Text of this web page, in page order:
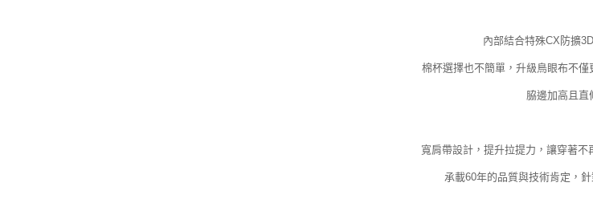
內部結合特殊CX防擴
棉杯選擇也不簡單，升級鳥眼布不
脇邊加高且直
寬肩帶設計，提升拉提力，讓穿著
承載60年的品質與技術肯定，